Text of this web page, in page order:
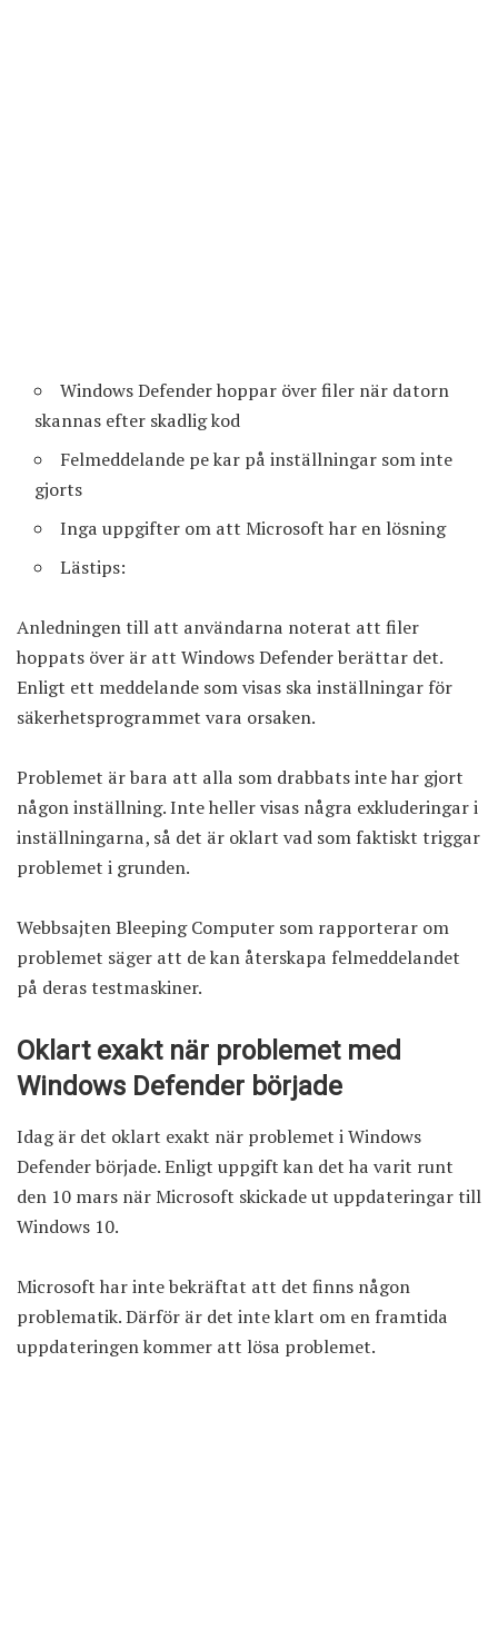
Windows Defender hoppar över filer när datorn
skannas efter skadlig kod
Felmeddelande pe kar på inställningar som inte
gjorts
Inga uppgifter om att Microsoft har en lösning
Lästips:
Anledningen till att användarna noterat att filer
hoppats över är att Windows Defender berättar det.
Enligt ett meddelande som visas ska inställningar för
säkerhetsprogrammet vara orsaken.
Problemet är bara att alla som drabbats inte har gjort
någon inställning. Inte heller visas några exkluderingar i
inställningarna, så det är oklart vad som faktiskt triggar
problemet i grunden.
WebbsajtenBleeping Computer som rapporterar om
problemet säger att de kan återskapa felmeddelandet
på deras testmaskiner.
Oklart exakt när problemet med
Windows Defender började
Idag är det oklart exakt när problemet i Windows
Defender började. Enligt uppgift kan det ha varit runt
den 10 mars när Microsoft skickade ut uppdateringar till
Windows 10.
Microsoft har inte bekräftat att det finns någon
problematik. Därför är det inte klart om en framtida
uppdateringen kommer att lösa problemet.